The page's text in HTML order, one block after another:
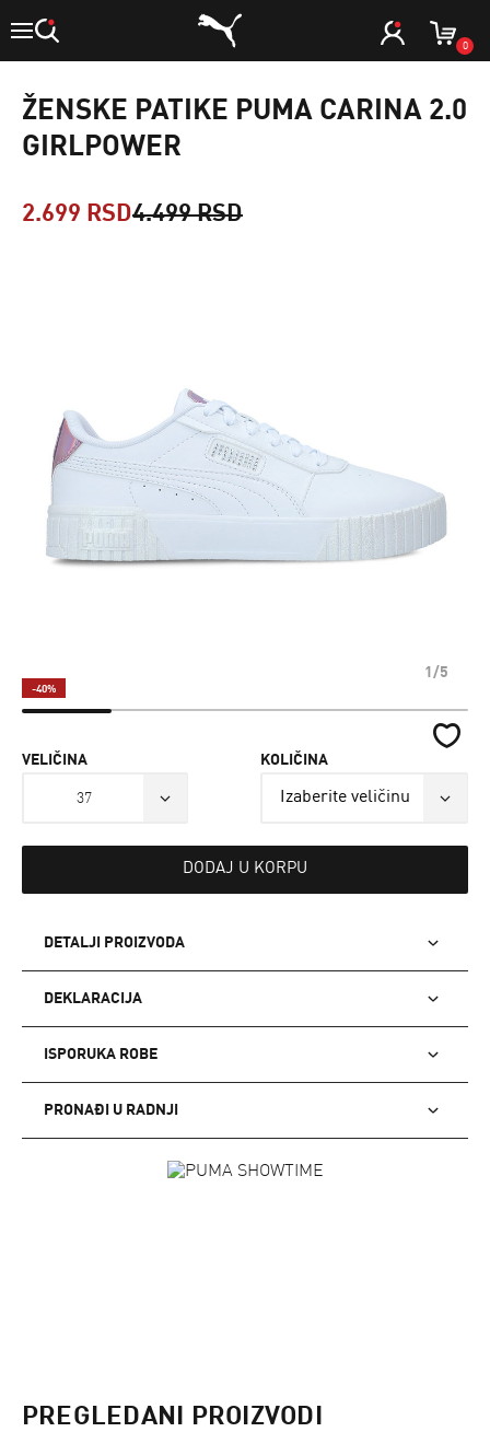
0
ŽENSKE PATIKE PUMA CARINA 2.0
GIRLPOWER
2.699 RSD4.499 RSD
1/5
-40%
VELIČINA
37
KOLIČINA
DODAJ U KORPU
DETALJI PROIZVODA
DEKLARACIJA
ISPORUKA ROBE
PRONAĐI U RADNJI
PREGLEDANI PROIZVODI